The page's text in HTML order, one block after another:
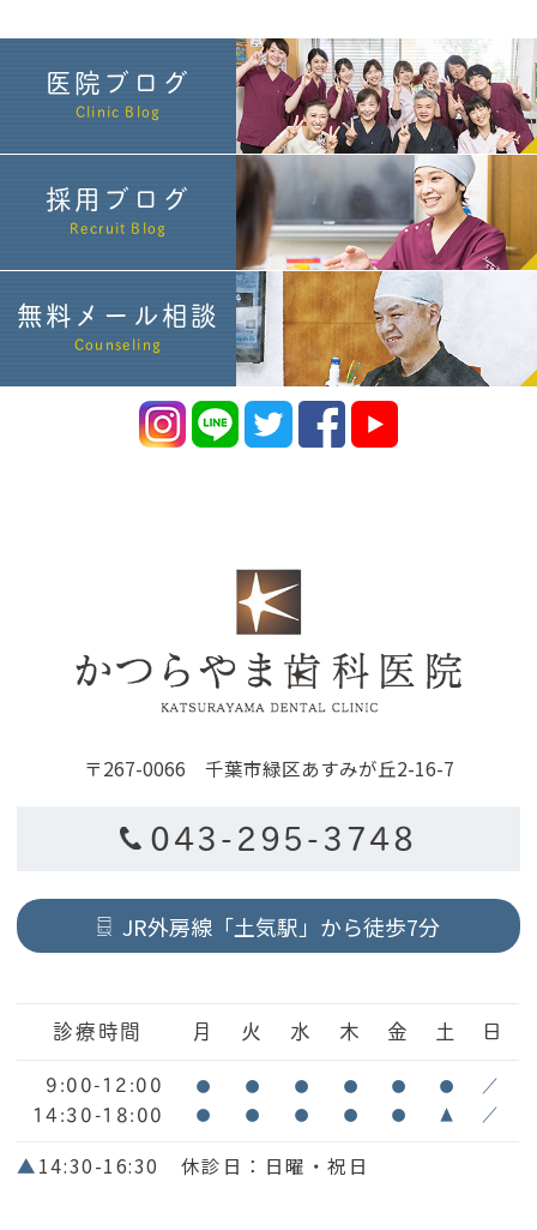
医院ブログ
Clinic Blog
採用ブログ
Recruit Blog
無料メール相談
Counseling
〒267-0066 千葉市緑区あすみが丘2-16-7
043-295-3748
JR外房線「土気駅」から徒歩7分
診療時間 月 火 水 木 金 土 日
9:00-12:00 ● ● ● ● ● ● ／
14:30-18:00 ● ● ● ● ● ▲ ／
▲14:30-16:30 休診日：日曜・祝日